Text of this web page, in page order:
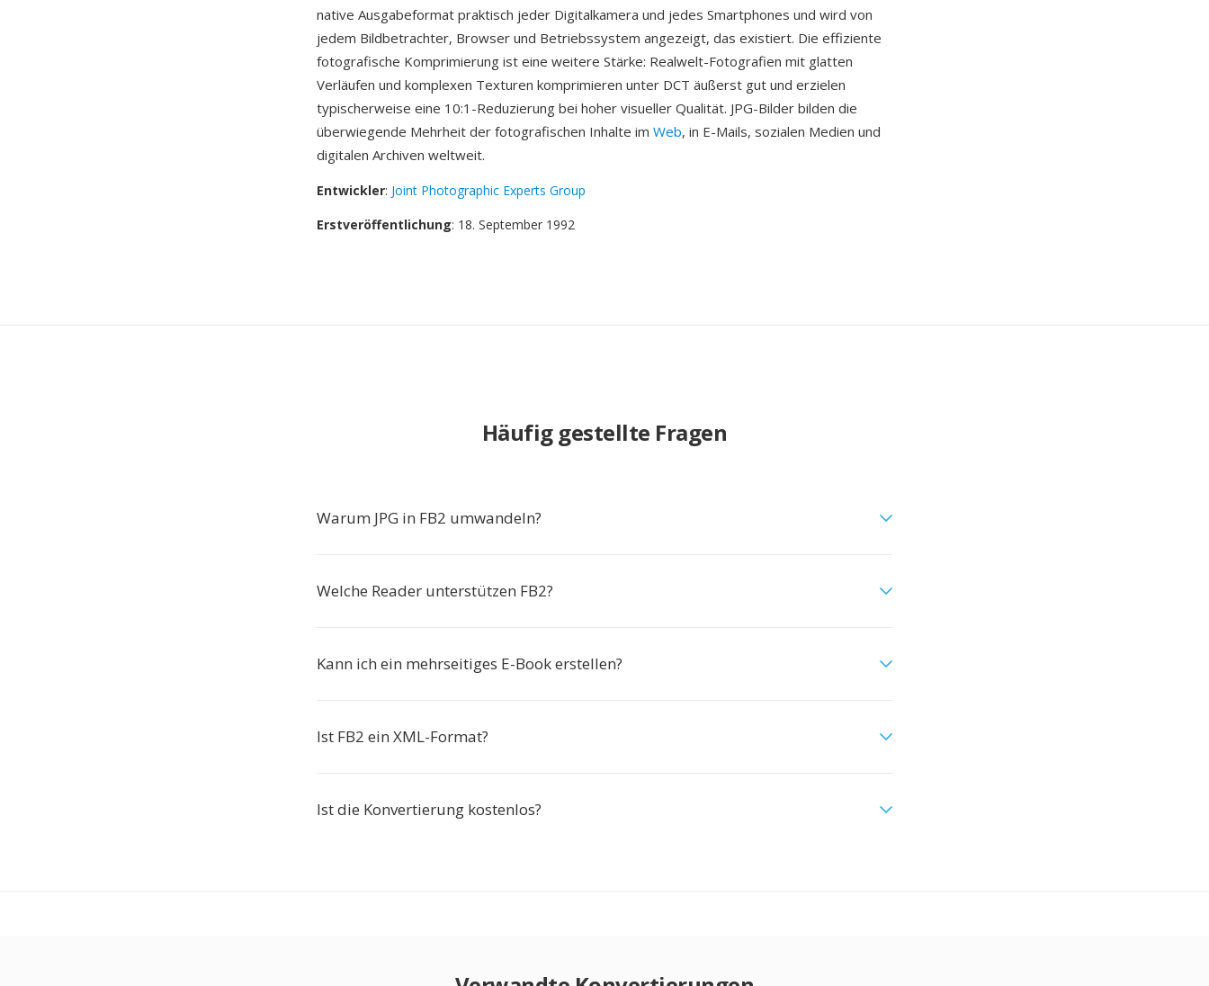
native Ausgabeformat praktisch jeder Digitalkamera und jedes Smartphones und wird von
jedem Bildbetrachter, Browser und Betriebssystem angezeigt, das existiert. Die effiziente
fotografische Komprimierung ist eine weitere Stärke: Realwelt-Fotografien mit glatten
Verläufen und komplexen Texturen komprimieren unter DCT äußerst gut und erzielen
typischerweise eine 10:1-Reduzierung bei hoher visueller Qualität. JPG-Bilder bilden die
überwiegende Mehrheit der fotografischen Inhalte im Web, in E-Mails, sozialen Medien und
digitalen Archiven weltweit.
Entwickler: Joint Photographic Experts Group
Erstveröffentlichung: 18. September 1992
Häufig gestellte Fragen
Warum JPG in FB2 umwandeln?
Welche Reader unterstützen FB2?
Kann ich ein mehrseitiges E-Book erstellen?
Ist FB2 ein XML-Format?
Ist die Konvertierung kostenlos?